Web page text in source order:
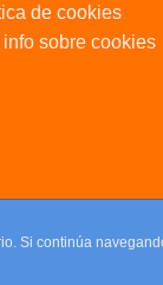
de cookies
info sobre cookies
Si continúa